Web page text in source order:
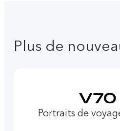
Plus de
Portraits de